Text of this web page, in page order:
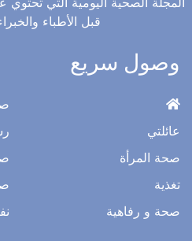
قبل الأطباء
وصول سريع
عائلتي
صحة المرأة
تغذية
صحة و رفاهية